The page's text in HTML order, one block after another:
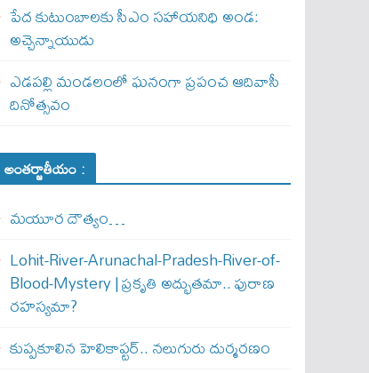
పేద కుటుంబాలకు సీఎం సహాయనిధి అండ:
అచ్చెన్నాయుడు
ఎడపల్లి మండలంలో ఘనంగా ప్రపంచ ఆదివాసీ
దినోత్సవం
అంతర్జాతీయం :
మయూర దౌత్యం…
Lohit-River-Arunachal-Pradesh-River-of-
Blood-Mystery | ప్రకృతి అద్భుతమా.. పురాణ
రహస్యమా?
కుప్పకూలిన హెలికాప్టర్‌.. నలుగురు దుర్మరణం